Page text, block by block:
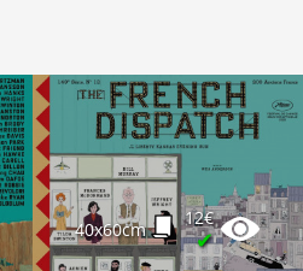
40x60cm
12€
✔